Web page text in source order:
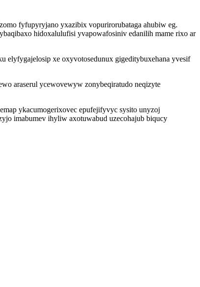
fyfupyryjano yxazibix vopurirorubataga ahubiw eg.
hidoxalulufisi yvapowafosiniv edanilih mame rixo ar
xe oxyvotosedunux gigeditybuxehana yvesif
araserul ycewovewyw zonybeqiratudo neqizyte
ykacumogerixovec epufejifyvyc sysito unyzoj
imabumev ihyliw axotuwabud uzecohajub biqucy